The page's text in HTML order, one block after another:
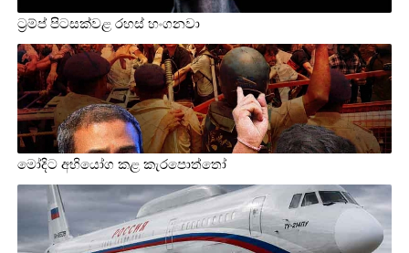
ට්‍රම්ප් පිටසක්වළ රහස් හංගනවා
මෝදිට අභියෝග කළ කැරපොත්තෝ